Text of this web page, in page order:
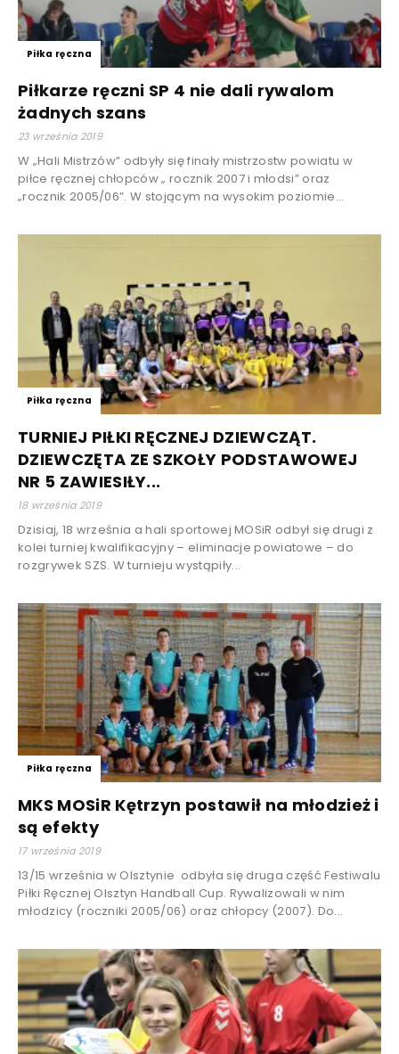
Piłka ręczna
Piłkarze ręczni SP 4 nie dali rywalom
żadnych szans
23 września 2019
W „Hali Mistrzów” odbyły się finały mistrzostw powiatu w
piłce ręcznej chłopców „ rocznik 2007 i młodsi” oraz
„rocznik 2005/06”. W stojącym na wysokim poziomie...
Piłka ręczna
TURNIEJ PIŁKI RĘCZNEJ DZIEWCZĄT.
DZIEWCZĘTA ZE SZKOŁY PODSTAWOWEJ
NR 5 ZAWIESIŁY...
18 września 2019
Dzisiaj, 18 września a hali sportowej MOSiR odbył się drugi z
kolei turniej kwalifikacyjny – eliminacje powiatowe – do
rozgrywek SZS. W turnieju wystąpiły...
Piłka ręczna
MKS MOSiR Kętrzyn postawił na młodzież i
są efekty
17 września 2019
13/15 września w Olsztynie odbyła się druga część Festiwalu
Piłki Ręcznej Olsztyn Handball Cup. Rywalizowali w nim
młodzicy (roczniki 2005/06) oraz chłopcy (2007). Do...